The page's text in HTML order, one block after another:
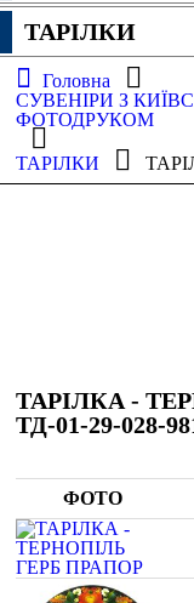
ТАРІЛКИ
Головна
СУВЕНІРИ З
ФОТОДРУКОМ
ТАРІЛКИ
ТАРІЛКА -
ТД-01-29-028-
ФОТО